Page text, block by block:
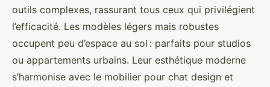
outils complexes, rassurant tous ceux qui privilégient
l’efficacité. Les modèles légers mais robustes
occupent peu d’espace au sol : parfaits pour studios
ou appartements urbains. Leur esthétique moderne
s’harmonise avec le mobilier pour chat design et